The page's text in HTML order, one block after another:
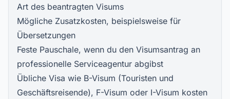
Art des beantragten Visums
Mögliche Zusatzkosten, beispielsweise für
Übersetzungen
Feste Pauschale, wenn du den Visumsantrag an
professionelle Serviceagentur abgibst
Übliche Visa wie B-Visum (Touristen und
Geschäftsreisende), F-Visum oder I-Visum kosten